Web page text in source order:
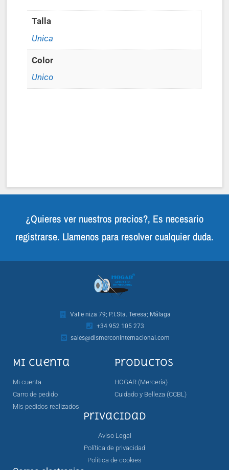
Talla
Unica
Color
Unico
¿Quieres ver nuestros precios?, Es necesario
registrarse. Llamenos para resolver cualquier duda.
Valle niza 79; P.I.Sta. Teresa; Málaga
+34 952 105 273
sales@dismerconinternacional.com
Mi cuenta
Mi cuenta
Carro de pedido
Mis pedidos realizados
Productos
HOGAR (Mercería)
Cuidado y Belleza (CCBL)
Privacidad
Aviso Legal
Política de privacidad
Política de cookies